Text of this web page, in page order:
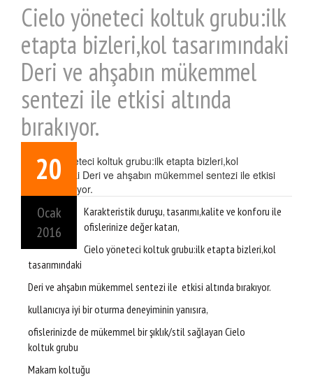
Cielo yöneteci koltuk grubu:ilk
etapta bizleri,kol tasarımındaki
Deri ve ahşabın mükemmel
sentezi ile etkisi altında
bırakıyor.
20
Ocak
2016
Karakteristik duruşu, tasarımı,kalite ve konforu ile
ofislerinize değer katan,
Cielo yöneteci koltuk grubu:ilk etapta bizleri,kol
tasarımındaki
Deri ve ahşabın mükemmel sentezi ile etkisi altında bırakıyor.
kullanıcıya iyi bir oturma deneyiminin yanısıra,
ofislerinizde de mükemmel bir şıklık/stil sağlayan Cielo
koltuk grubu
Makam koltuğu